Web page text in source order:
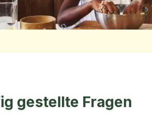
gestellte Fragen